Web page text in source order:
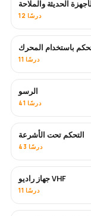
الحديثة والملاحة
12 درسًا
باستخدام المحرك
11 درسًا
الرسو
41 درسًا
التحكم تحت الأشرعة
43 درسًا
جهاز راديو VHF
11 درسًا